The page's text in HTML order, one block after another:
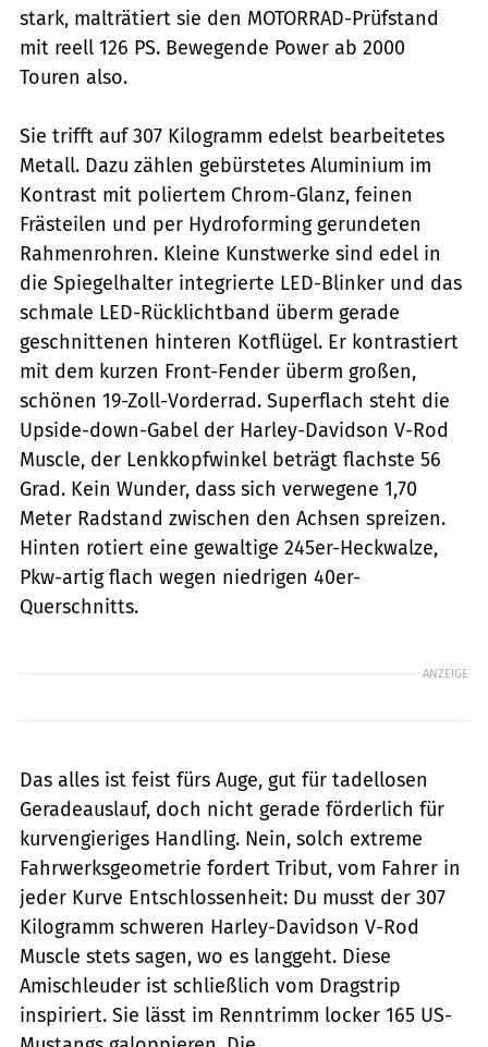
stark, malträtiert sie den MOTORRAD-Prüfstand
mit reell 126 PS. Bewegende Power ab 2000
Touren also.
Sie trifft auf 307 Kilogramm edelst bearbeitetes
Metall. Dazu zählen gebürstetes Aluminium im
Kontrast mit poliertem Chrom-Glanz, feinen
Frästeilen und per Hydroforming gerundeten
Rahmenrohren. Kleine Kunstwerke sind edel in
die Spiegelhalter integrierte LED-Blinker und das
schmale LED-Rücklichtband überm gerade
geschnittenen hinteren Kotflügel. Er kontrastiert
mit dem kurzen Front-Fender überm großen,
schönen 19-Zoll-Vorderrad. Superflach steht die
Upside-down-Gabel der Harley-Davidson V-Rod
Muscle, der Lenkkopfwinkel beträgt flachste 56
Grad. Kein Wunder, dass sich verwegene 1,70
Meter Radstand zwischen den Achsen spreizen.
Hinten rotiert eine gewaltige 245er-Heckwalze,
Pkw-artig flach wegen niedrigen 40er-
Querschnitts.
ANZEIGE
Das alles ist feist fürs Auge, gut für tadellosen
Geradeauslauf, doch nicht gerade förderlich für
kurvengieriges Handling. Nein, solch extreme
Fahrwerksgeometrie fordert Tribut, vom Fahrer in
jeder Kurve Entschlossenheit: Du musst der 307
Kilogramm schweren Harley-Davidson V-Rod
Muscle stets sagen, wo es langgeht. Diese
Amischleuder ist schließlich vom Dragstrip
inspiriert. Sie lässt im Renntrimm locker 165 US-